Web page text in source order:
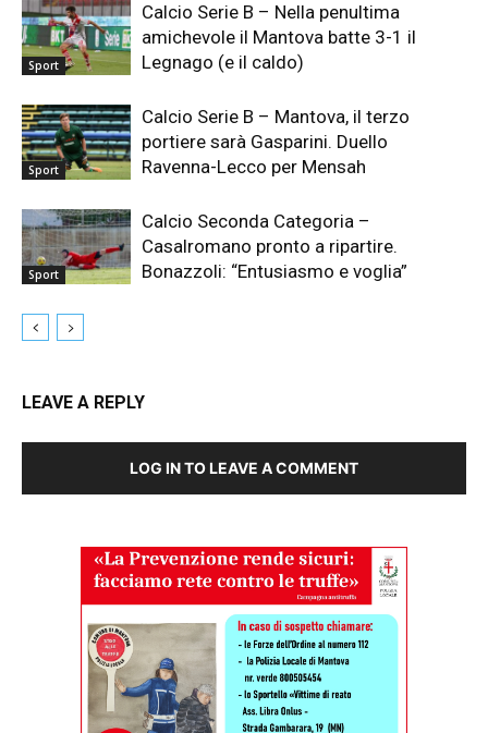
Sport
Calcio Serie B – Nella penultima
amichevole il Mantova batte 3-1 il
Legnago (e il caldo)
Sport
Calcio Serie B – Mantova, il terzo
portiere sarà Gasparini. Duello
Ravenna-Lecco per Mensah
Sport
Calcio Seconda Categoria –
Casalromano pronto a ripartire.
Bonazzoli: “Entusiasmo e voglia”
LEAVE A REPLY
LOG IN TO LEAVE A COMMENT